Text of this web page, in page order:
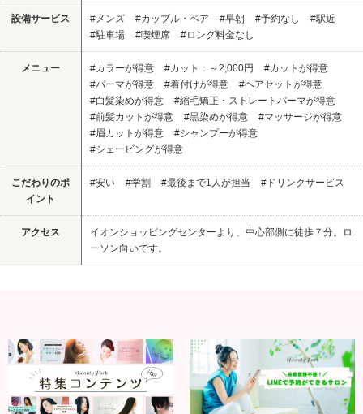
設備サービス #メンズ #カップル・ペア #早朝 #予約なし
#駅近
#駐車場
#喫煙席 #ロング料金なし
メニュー #カラーが得意 #カット：～2,000円
#カットが得意
#パーマが得意
#着付けが得意
#ヘアセットが得意
#白髪染めが得意
#縮毛矯正・ストレートパーマが得意
#前髪カットが得意
#黒染めが得意
#マッサージが得意
#眉カットが得意
#シャンプーが得意
#シェービングが得意
こだわりのポ
イント
#安い #学割 #最後まで1人が担当 #ドリンクサービス
アクセス
イオンショッピングセンターより、中心部側に徒歩７分。ロ
ーソン向いです。